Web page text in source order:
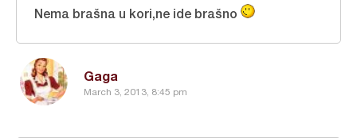
Gaga
March 3, 2013, 8:45 pm
Nema brašna u kori,ne ide brašno